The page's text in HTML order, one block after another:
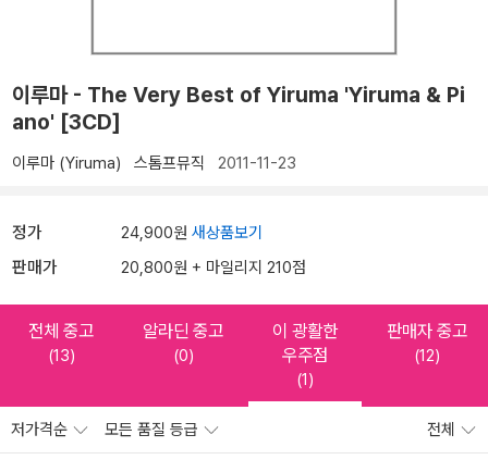
이루마 - The Very Best of Yiruma 'Yiruma & Pi
ano' [3CD]
이루마 (Yiruma) 스톰프뮤직 2011-11-23
정가 24,900원 새상품보기
판매가 20,800원 + 마일리지 210점
전체 중고
(13)
알라딘 중고
(0)
이 광활한
우주점
(1)
판매자 중고
(12)
저가격순 모든 품질 등급 전체